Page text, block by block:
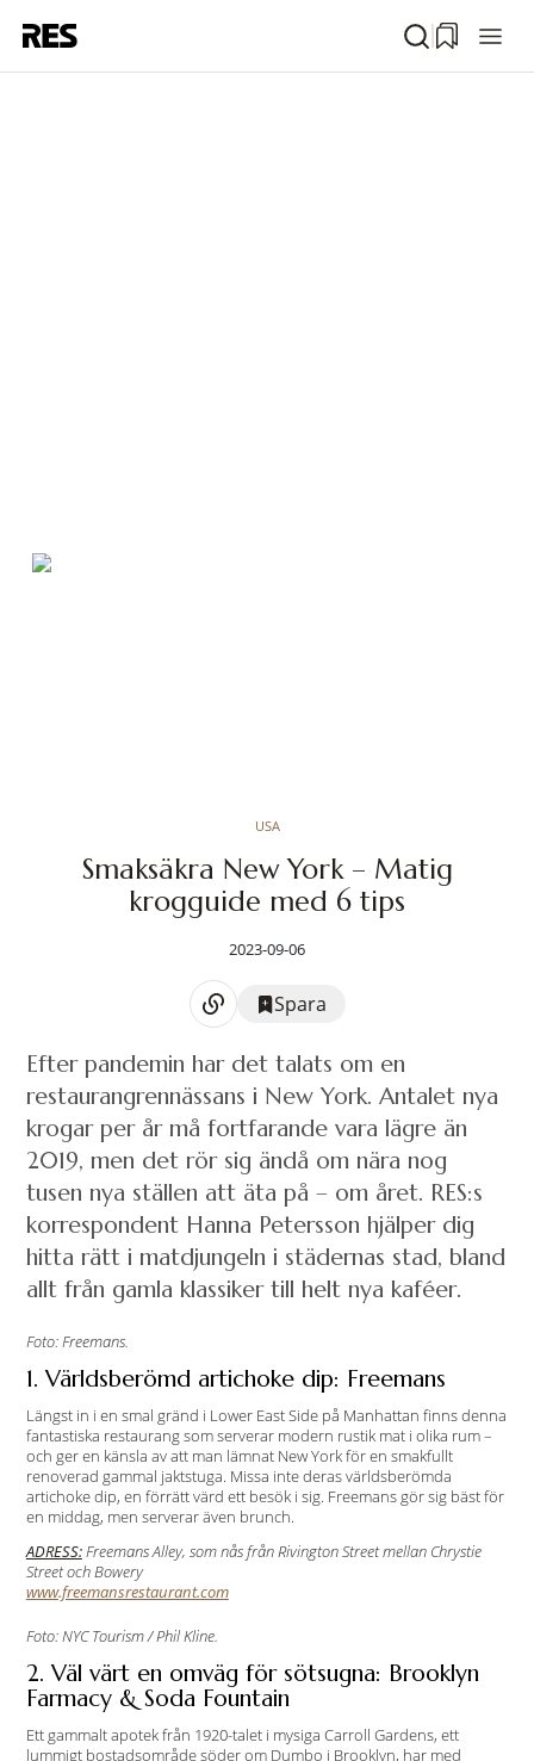
USA
Smaksäkra New York – Matig
krogguide med 6 tips
2023-09-06
Spara
Efter pandemin har det talats om en
restaurangrennässans i New York. Antalet nya
krogar per år må fortfarande vara lägre än
2019, men det rör sig ändå om nära nog
tusen nya ställen att äta på – om året. RES:s
korrespondent Hanna Petersson hjälper dig
hitta rätt i matdjungeln i städernas stad, bland
allt från gamla klassiker till helt nya kaféer.
Foto: Freemans.
1. Världsberömd artichoke dip: Freemans
Längst in i en smal gränd i Lower East Side på Manhattan finns denna
fantastiska restaurang som serverar modern rustik mat i olika rum –
och ger en känsla av att man lämnat New York för en smakfullt
renoverad gammal jaktstuga. Missa inte deras världsberömda
artichoke dip, en förrätt värd ett besök i sig. Freemans gör sig bäst för
en middag, men serverar även brunch.
ADRESS:Freemans Alley, som nås från Rivington Street mellan Chrystie
Street och Bowery
www.freemansrestaurant.com
Foto: NYC Tourism / Phil Kline.
2. Väl värt en omväg för sötsugna: Brooklyn
Farmacy & Soda Fountain
Ett gammalt apotek från 1920-talet i mysiga Carroll Gardens, ett
lummigt bostadsområde söder om Dumbo i Brooklyn, har med